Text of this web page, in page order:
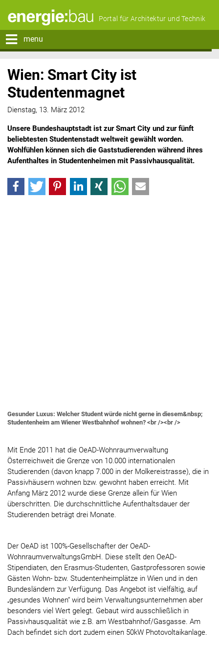
Portal für Architektur und Technik
menu
Wien: Smart City ist
Studentenmagnet
Dienstag, 13. März 2012
Unsere Bundeshauptstadt ist zur Smart City und zur fünft
beliebtesten Studentenstadt weltweit gewählt worden.
Wohlfühlen können sich die Gaststudierenden während ihres
Aufenthaltes in Studentenheimen mit Passivhausqualität.
Gesunder Luxus: Welcher Student würde nicht gerne in diesem&nbsp;
Studentenheim am Wiener Westbahnhof wohnen? <br /><br />
Mit Ende 2011 hat die OeAD-Wohnraumverwaltung
Österreichweit die Grenze von 10.000 internationalen
Studierenden (davon knapp 7.000 in der Molkereistrasse), die in
Passivhäusern wohnen bzw. gewohnt haben erreicht. Mit
Anfang März 2012 wurde diese Grenze allein für Wien
überschritten. Die durchschnittliche Aufenthaltsdauer der
Studierenden beträgt drei Monate.
Der OeAD ist 100%-Gesellschafter der OeAD-
WohnraumverwaltungsGmbH. Diese stellt den OeAD-
Stipendiaten, den Erasmus-Studenten, Gastprofessoren sowie
Gästen Wohn- bzw. Studentenheimplätze in Wien und in den
Bundesländern zur Verfügung. Das Angebot ist vielfältig, auf
„gesundes Wohnen“ wird beim Verwaltungsunternehmen aber
besonders viel Wert gelegt. Gebaut wird ausschließlich in
Passivhausqualität wie z.B. am Westbahnhof/Gasgasse. Am
Dach befindet sich dort zudem einen 50kW Photovoltaikanlage.